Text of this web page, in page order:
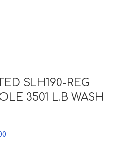
SLH190-REG
3501 L.B WASH